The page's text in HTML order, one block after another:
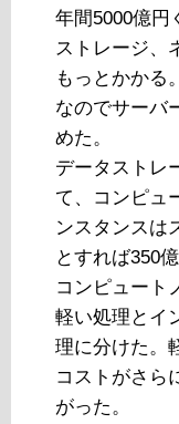
年間5000億円
ストレージ、
もっとかかる。
なのでサーバ
めた。
データストレ
て、コンピュ
ンスタンスは
とすれば350
コンピュート
軽い処理とイ
理に分けた。
コストがさら
がった。